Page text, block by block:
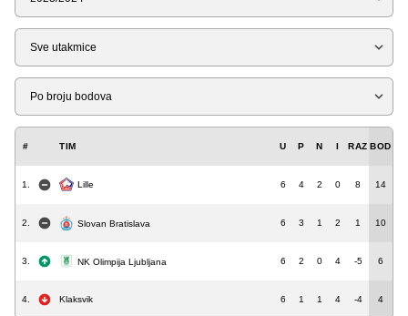
Tip
Liga
# TIM U P N I RAZ BOD
1. Lille 6 4 2 0 8 14
2. Slovan Bratislava 6 3 1 2 1 10
3. NK Olimpija Ljubljana 6 2 0 4 -5 6
4. Klaksvik 6 1 1 4 -4 4